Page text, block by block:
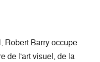
Robert Barry occupe
de l'art visuel, de la